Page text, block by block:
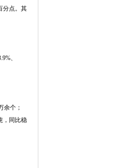
分点。其
、
余个；
，同比稳